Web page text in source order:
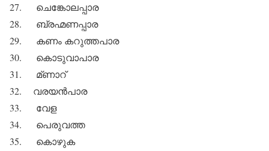
27. ചെങ്കോലപ്പാര
28. ബ്രഹ്മണപ്പാര
29. കണം കറുത്തപാര
30. കൊടുവാപാര
31. മ്ണാറ്
32. വരയന്‍പാര
33. വേള
34. പെരുവത്ത
35. കൊഴുക